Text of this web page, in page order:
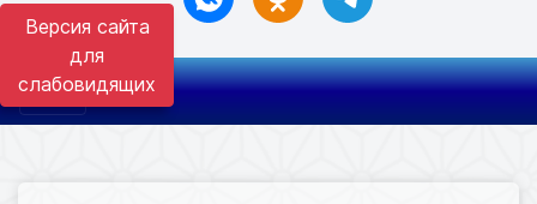
Версия сайта
для
слабовидящих